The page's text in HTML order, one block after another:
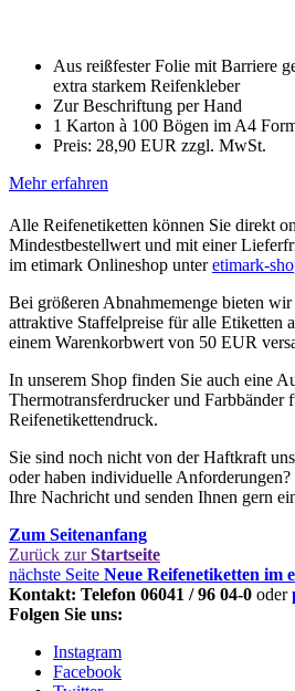
Aus reißfester Folie mit Barriere
extra starkem Reifenkleber
Zur Beschriftung per Hand
1 Karton à 100 Bögen im A4
Preis: 28,90 EUR zzgl. MwSt.
Mehr erfahren
Alle Reifenetiketten können Sie direkt
Mindestbestellwert und mit einer
im etimark Onlineshop unteretimark-
Bei größeren Abnahmemenge bieten
attraktive Staffelpreise für alle Etiketten
einem Warenkorbwert von 50 EUR
In unserem Shop finden Sie auch eine
Thermotransferdrucker und Farbbänder
Reifenetikettendruck.
Sie sind noch nicht von der Haftkraft
oder haben individuelle
Ihre Nachricht und senden Ihnen gern
Zum Seitenanfang
Zurück zurStartseite
nächste Seite Neue Reifenetiketten im
Kontakt: Telefon 06041 / 96 04-0 oder
Folgen Sie uns:
Instagram
Facebook